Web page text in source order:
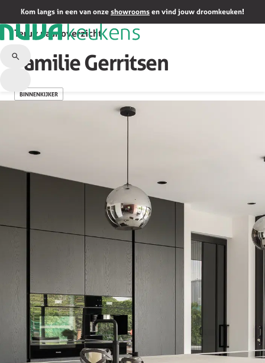
Kom langs in een van onze showrooms en vind jouw droomkeuken!
Terug naar overzicht
Familie Gerritsen
BINNENKIJKER